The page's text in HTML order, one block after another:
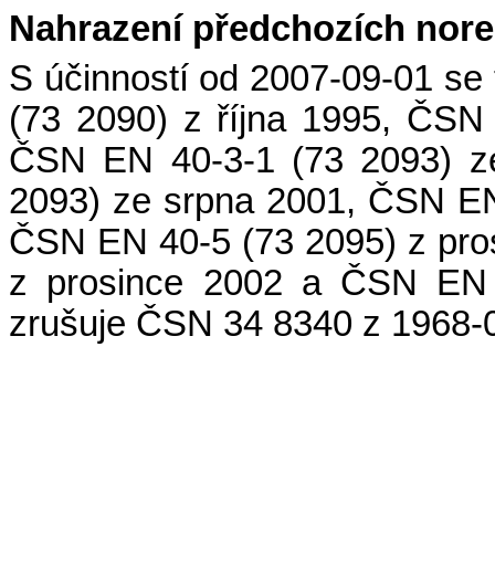
Nahrazení předchozích
S účinností od 2007-09-01
(73 2090) z října 1995,
ČSN EN 40-3-1 (73 2093)
2093) ze srpna 2001, ČSN
ČSN EN 40-5 (73 2095) z
z prosince 2002 a ČSN
zrušuje ČSN 34 8340 z 1968-